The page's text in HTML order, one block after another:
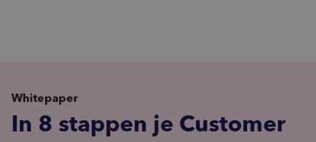
In 8 stappen je Customer
Whitepaper